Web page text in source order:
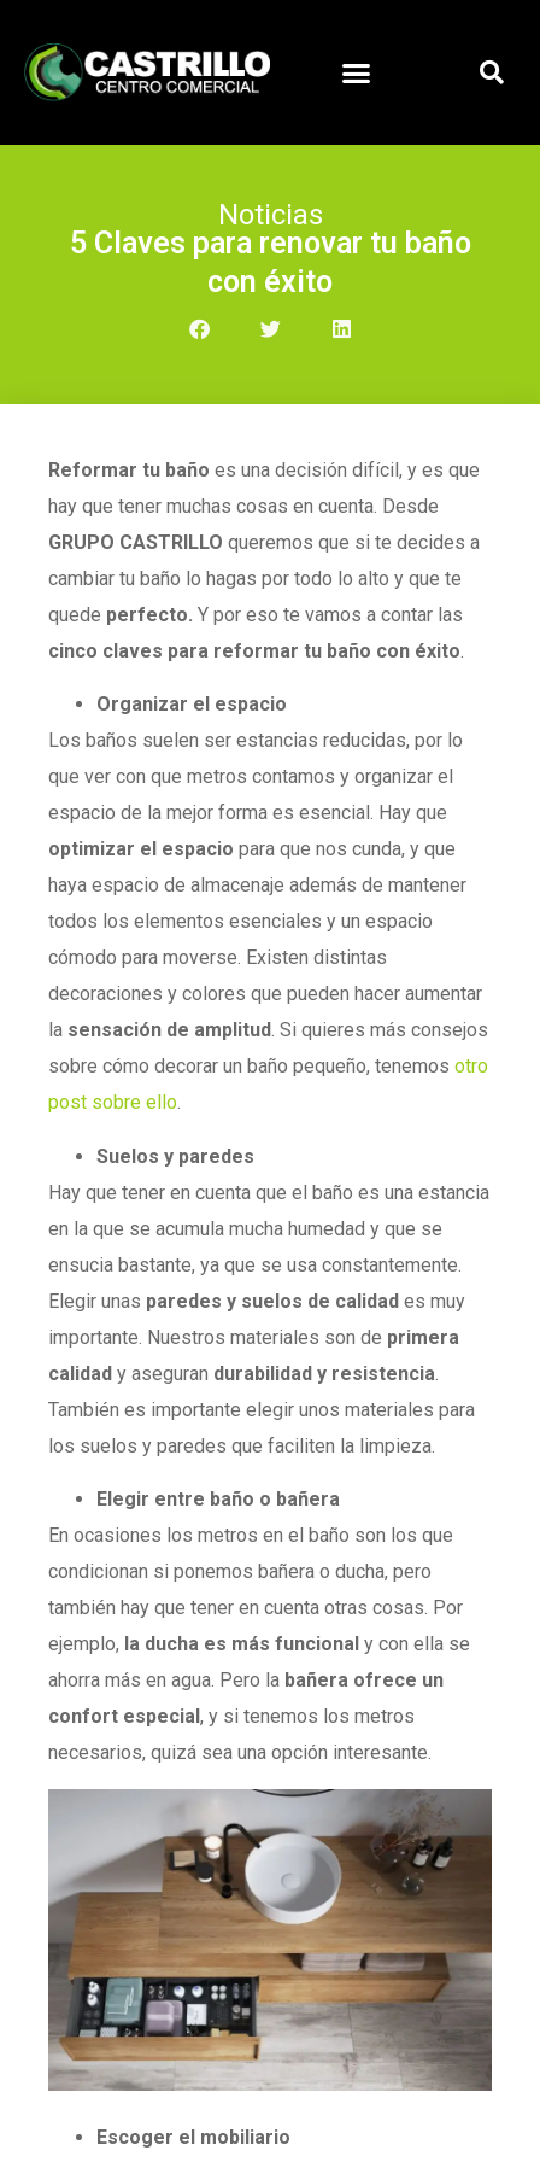
Noticias
5 Claves para renovar tu baño
con éxito
Reformar tu baño es una decisión difícil, y es que
hay que tener muchas cosas en cuenta. Desde
GRUPO CASTRILLO queremos que si te decides a
cambiar tu baño lo hagas por todo lo alto y que te
quede perfecto. Y por eso te vamos a contar las
cinco claves para reformar tu baño con éxito.
Organizar el espacio
Los baños suelen ser estancias reducidas, por lo
que ver con que metros contamos y organizar el
espacio de la mejor forma es esencial. Hay que
optimizar el espacio para que nos cunda, y que
haya espacio de almacenaje además de mantener
todos los elementos esenciales y un espacio
cómodo para moverse. Existen distintas
decoraciones y colores que pueden hacer aumentar
la sensación de amplitud. Si quieres más consejos
sobre cómo decorar un baño pequeño, tenemos otro
post sobre ello.
Suelos y paredes
Hay que tener en cuenta que el baño es una estancia
en la que se acumula mucha humedad y que se
ensucia bastante, ya que se usa constantemente.
Elegir unas paredes y suelos de calidad es muy
importante. Nuestros materiales son de primera
calidad y aseguran durabilidad y resistencia
También es importante elegir unos materiales para
los suelos y paredes que faciliten la limpieza.
Elegir entre baño o bañera
En ocasiones los metros en el baño son los que
condicionan si ponemos bañera o ducha, pero
también hay que tener en cuenta otras cosas. Por
ejemplo, la ducha es más funcional y con ella se
ahorra más en agua. Pero la bañera ofrece un
confort especial , y si tenemos los metros
necesarios, quizá sea una opción interesante.
Escoger el mobiliario